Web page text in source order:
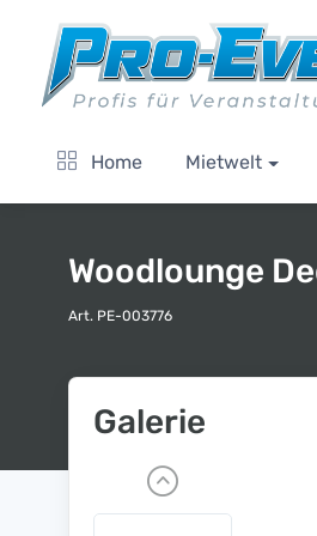
Home Mietwelt
Woodlounge
Art. PE-003776
Galerie
P
r